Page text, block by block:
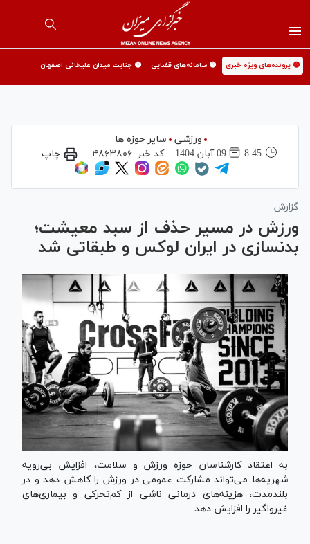
🟡 پرونده‌های ویژه خبری 🟡 سامانه‌های قضایی 🟡 جنایت میدان علیخانی اصفهان
ورزشی
سایر حوزه ها
8:45
09 آبان 1404 کد خبر: ۴۸۶۳۸۰۶ چاپ
گزارش|
ورزش در مسیر حذف از سبد معیشت؛
بدنسازی در ایران لوکس و طبقاتی شد
به اعتقاد کارشناسان حوزه ورزش و سلامت، افزایش بی‌رویه
شهریه‌ها می‌تواند مشارکت عمومی در ورزش را کاهش دهد و در
بلندمدت، هزینه‌های درمانی ناشی از کم‌تحرکی و بیماری‌های
غیرواگیر را افزایش دهد.